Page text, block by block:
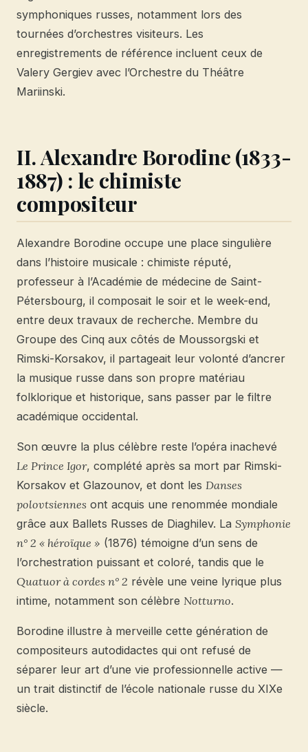
symphoniques russes, notamment lors des
tournées d’orchestres visiteurs. Les
enregistrements de référence incluent ceux de
Valery Gergiev avec l’Orchestre du Théâtre
Mariinski.
II. Alexandre Borodine (1833-
1887) : le chimiste
compositeur
Alexandre Borodine occupe une place singulière
dans l’histoire musicale : chimiste réputé,
professeur à l’Académie de médecine de Saint-
Pétersbourg, il composait le soir et le week-end,
entre deux travaux de recherche. Membre du
Groupe des Cinq aux côtés de Moussorgski et
Rimski-Korsakov, il partageait leur volonté d’ancrer
la musique russe dans son propre matériau
folklorique et historique, sans passer par le filtre
académique occidental.
Son œuvre la plus célèbre reste l’opéra inachevé
Le Prince Igor, complété après sa mort par Rimski-
Korsakov et Glazounov, et dont les Danses
polovtsiennes ont acquis une renommée mondiale
grâce aux Ballets Russes de Diaghilev. La Symphonie
n° 2 « héroïque » (1876) témoigne d’un sens de
l’orchestration puissant et coloré, tandis que le
Quatuor à cordes n° 2 révèle une veine lyrique plus
intime, notamment son célèbre Notturno.
Borodine illustre à merveille cette génération de
compositeurs autodidactes qui ont refusé de
séparer leur art d’une vie professionnelle active —
un trait distinctif de l’école nationale russe du XIXe
siècle.